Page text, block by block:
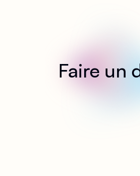
Faire un